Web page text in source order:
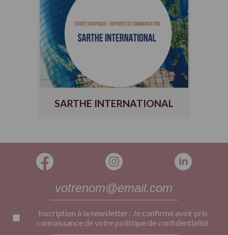
SARTHE INTERNATIONAL
Inscription à la newsletter : Je confirme avoir pris
connaissance de votre politique de confidentialité